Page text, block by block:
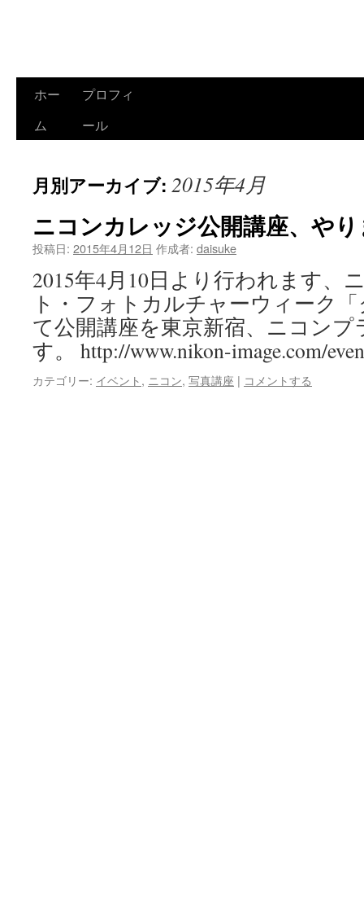
コ
へ
ス
ホー
ム
プロフィ
ール
月別アーカイブ: 2015年4月
ニコンカレッジ公開講座、や
投稿日: 2015年4月12日 作成者: daisuke
2015年4月10日より行われます、
ト・フォトカルチャーウィーク
て公開講座を東京新宿、ニコン
す。 http://www.nikon-image.com/
カテゴリー: イベント, ニコン, 写真講座 | コメントする